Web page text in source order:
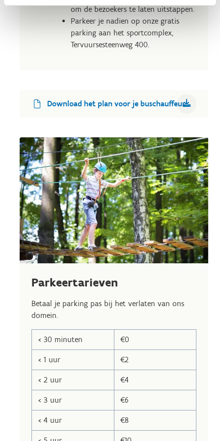
om de bezoekers te laten uitstappen.
Parkeer je nadien op onze gratis
parking aan het sportcomplex,
Tervuursesteenweg 400.
Download het plan voor je buschauffeur
Parkeertarieven
Betaal je parking pas bij het verlaten van ons
domein.
< 30 minuten €0
< 1 uur €2
< 2 uur €4
< 3 uur €6
< 4 uur €8